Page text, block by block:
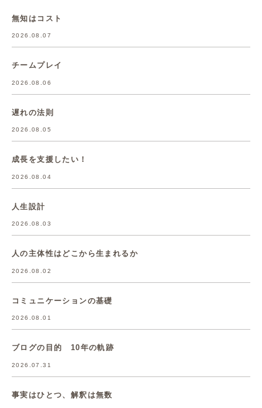
無知はコスト
2026.08.07
チームプレイ
2026.08.06
遅れの法則
2026.08.05
成長を支援したい！
2026.08.04
人生設計
2026.08.03
人の主体性はどこから生まれるか
2026.08.02
コミュニケーションの基礎
2026.08.01
ブログの目的 10年の軌跡
2026.07.31
事実はひとつ、解釈は無数